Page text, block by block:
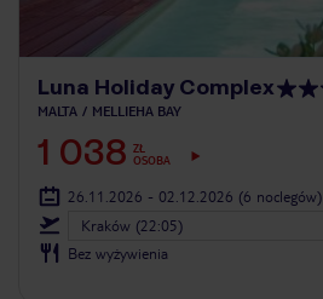
Luna Holiday Complex
MALTA MELLIEHA BAY
1 038 ZŁ
OSOBA
26.11.2026 - 02.12.2026 (6 noclegów)
Kraków (22:05)
Bez wyżywienia